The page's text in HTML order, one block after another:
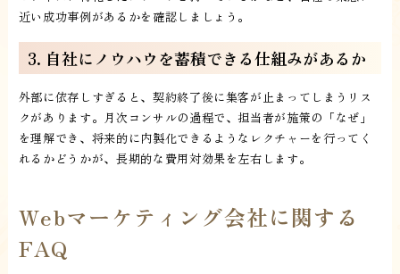
近い成功事例があるかを確認しましょう。
3. 自社にノウハウを蓄積できる仕組みがあるか
外部に依存しすぎると、契約終了後に集客が止まってしまうリス
クがあります。月次コンサルの過程で、担当者が施策の「なぜ」
を理解でき、将来的に内製化できるようなレクチャーを行ってく
れるかどうかが、長期的な費用対効果を左右します。
Webマーケティング会社に関する
FAQ